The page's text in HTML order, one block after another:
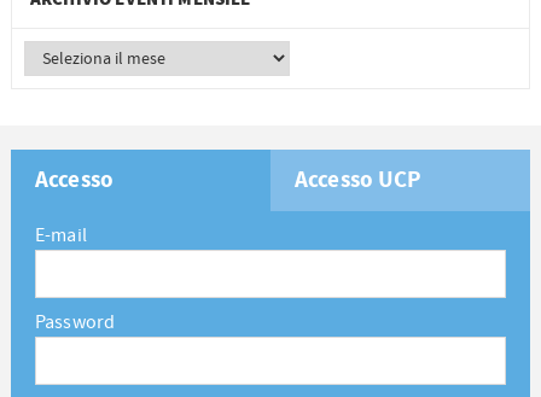
Accesso Accesso UCP
E-mail
Password